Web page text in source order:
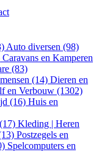
Auto diversen (98)
Caravans en Kamperen
(83)
(14) Dieren en
en Verbouw (1302)
(16) Huis en
Kleding | Heren
Postzegels en
Spelcomputers en